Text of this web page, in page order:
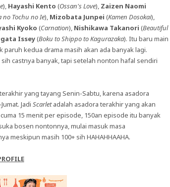
), Hayashi Kento (Ossan's Love), Zaizen Naomi
no Tochu no Ie), Mizobata Junpei (Kamen Dosokai),
Kyoko (Carnation), Nishikawa Takanori (Beautiful
Issey(Boku to Shippo to Kagurazaka). Itu baru main
kedua drama masih akan ada banyak lagi.
castnya banyak, tapi setelah nonton hafal sendiri
yang tayang Senin-Sabtu, karena asadora
Jadi Scarletadalah asadora terakhir yang akan
15 menit per episode, 150an episode itu banyak
bosen nontonnya, mulai masuk masa
meskipun masih 100+ sih HAHAHHAAHA.